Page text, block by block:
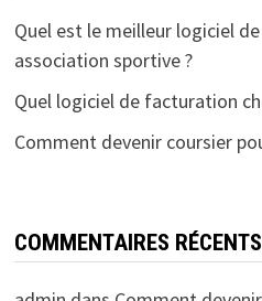
Quel est le meilleur logiciel
association sportive ?
Quel logiciel de facturation
Comment devenir coursier
COMMENTAIRES RÉCENTS